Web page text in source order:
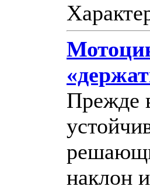
Прежде
наклон